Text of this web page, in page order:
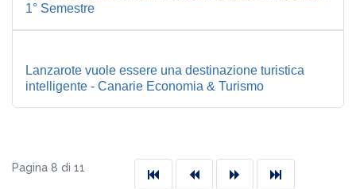
1° Semestre
Lanzarote vuole essere una destinazione turistica
intelligente - Canarie Economia & Turismo
Pagina 8 di 11